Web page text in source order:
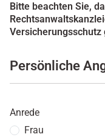
Bitte beachten Sie,
Versicherungsschutz
Persönliche
Anrede
Frau